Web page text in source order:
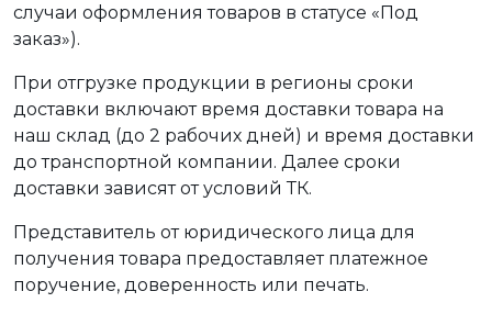
случаи оформления товаров в статусе «Под
заказ»).
При отгрузке продукции в регионы сроки
доставки включают время доставки товара на
наш склад (до 2 рабочих дней) и время доставки
до транспортной компании. Далее сроки
доставки зависят от условий ТК.
Представитель от юридического лица для
получения товара предоставляет платежное
поручение, доверенность или печать.